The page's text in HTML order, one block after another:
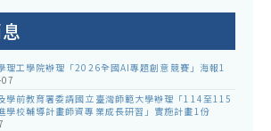
理工學院辦理「2026全國AI專題創意競賽」海報1
學前教育署委請國立臺灣師範大學辦理「114至115
學校輔導計畫師資專業成長研習」實施計畫1份